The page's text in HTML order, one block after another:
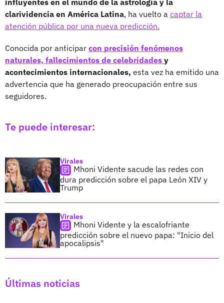
clarividencia en América Latina, ha vuelto a captar la
atención pública por una nueva predicción.
Conocida por anticipar con precisión fenómenos
naturales, fallecimientos de celebridades y
acontecimientos internacionales, esta vez ha emitido una
advertencia que ha generado preocupación entre sus
seguidores.
Te puede interesar:
Virales
Mhoni Vidente sacude las redes con
dura predicción sobre el papa León XIV y
Trump
Virales
Mhoni Vidente y la escalofriante
predicción sobre el nuevo papa: "Inicio del
apocalipsis"
Últimas noticias